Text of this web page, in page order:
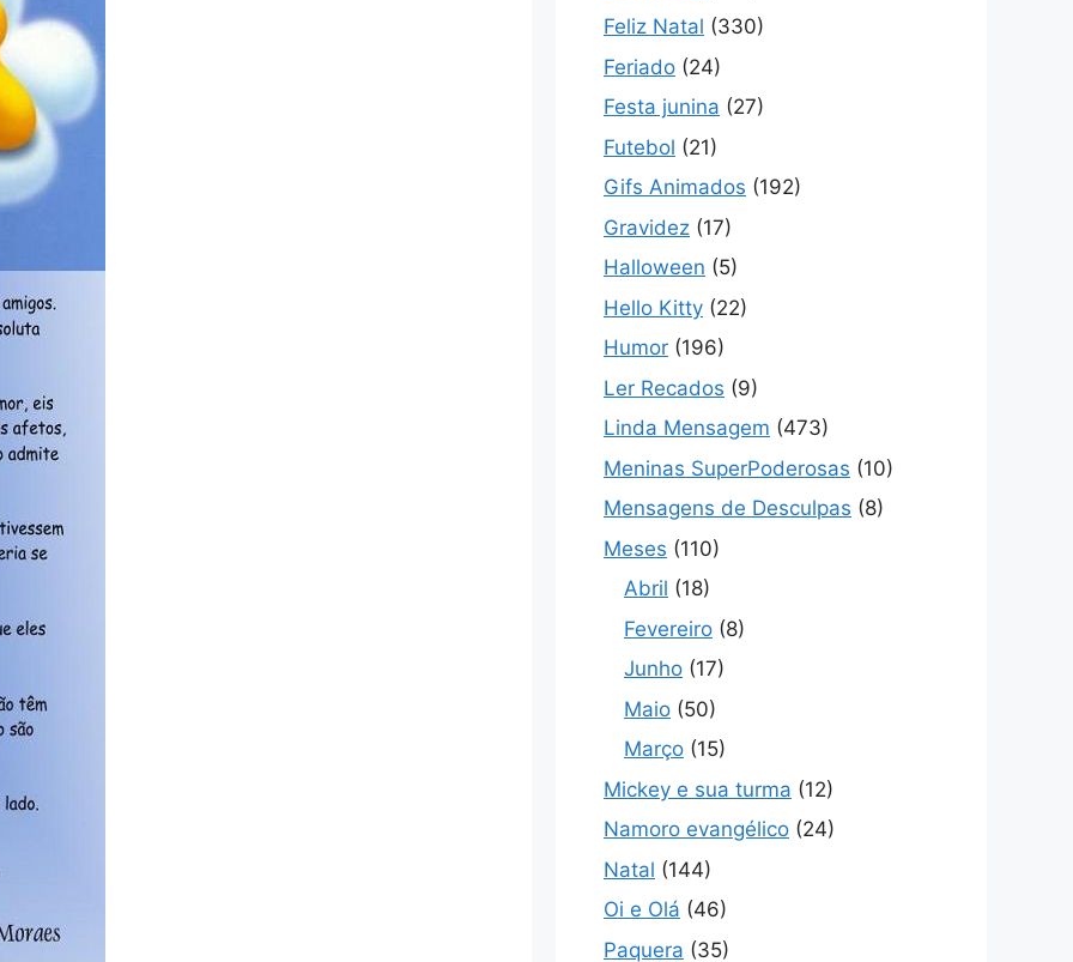
Feliz Natal (330)
Feriado (24)
Festa junina (27)
Futebol (21)
Gifs Animados (192)
Gravidez (17)
Halloween (5)
Hello Kitty (22)
Humor (196)
Ler Recados (9)
Linda Mensagem (473)
Meninas SuperPoderosas (10)
Mensagens de Desculpas (8)
Meses (110)
Abril (18)
Fevereiro (8)
Junho (17)
Maio (50)
Março (15)
Mickey e sua turma (12)
Namoro evangélico (24)
Natal (144)
Oi e Olá (46)
Paquera (35)